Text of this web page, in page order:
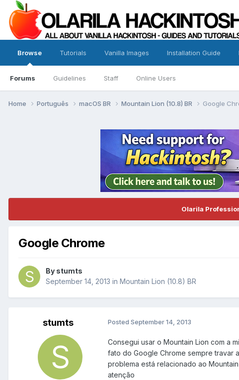
Browse
Forums Guidelines Staff Online Users
Tutorials Vanilla Images Installation Guide
Home Português macOS BR Mountain Lion (10.8) BR Google
Olarila
Google Chrome
By stumts
September 14, 2013 in Mountain Lion (10.8) BR
stumts Posted September 14, 2013
Consegui usar o Mountain Lion com a
fato do Google Chrome sempre travar
problema está relacionado ao
atenção